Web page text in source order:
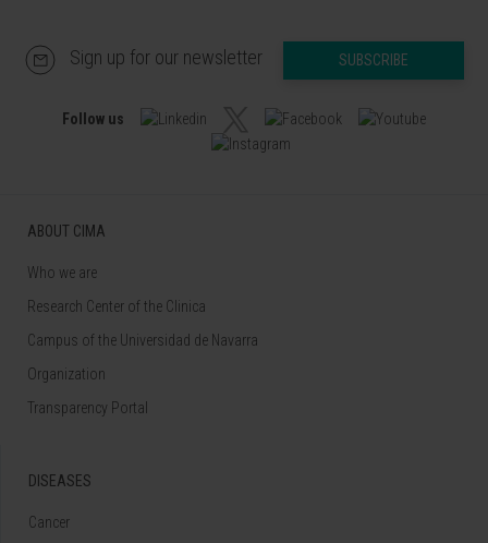
Sign up for our newsletter SUBSCRIBE
Follow us
ABOUT CIMA
Who we are
Research Center of the Clinica
Campus of the Universidad de Navarra
Organization
Transparency Portal
DISEASES
Cancer